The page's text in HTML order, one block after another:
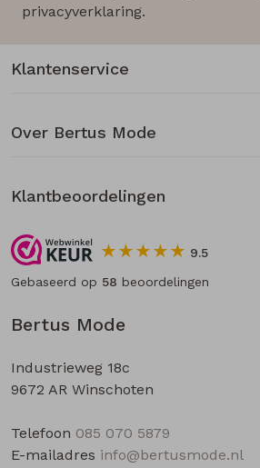
privacyverklaring.
Bertus Mode
Industrieweg 18c
9672 AR Winschoten
Telefoon 085 070 5879
E-mailadres info@bertusmode.nl
Klantenservice
Over Bertus Mode
Klantbeoordelingen
9.5
Gebaseerd op 58 beoordelingen